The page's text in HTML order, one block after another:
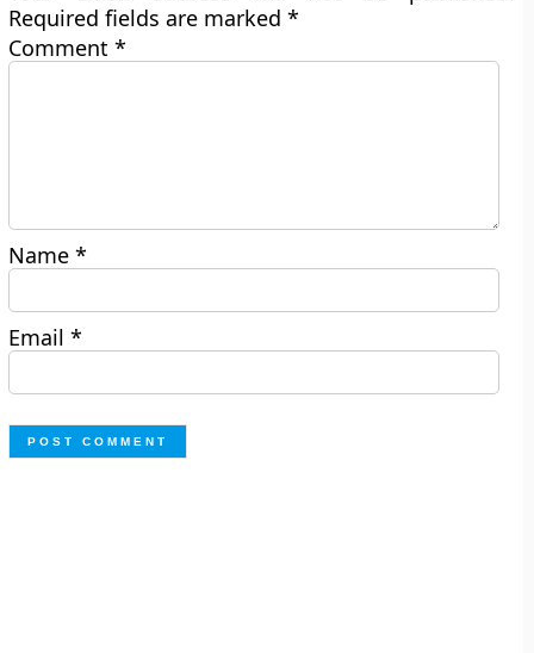
Required fields are marked*
Comment*
Name*
Email*